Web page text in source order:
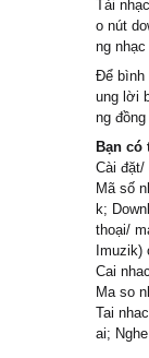
Tải
o nút
ng
Để bình
ung lời
ng
Bạn có
Cài
Mã số
k;
thoại/
Imuzik)
Cai
Ma so
Tai
ai;